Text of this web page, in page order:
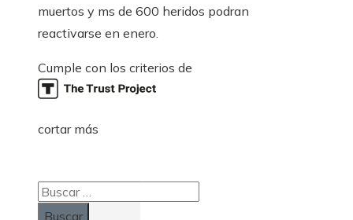
muertos y ms de 600 heridos podran
reactivarse en enero.
Cumple con los criterios de
cortar más
Buscar: